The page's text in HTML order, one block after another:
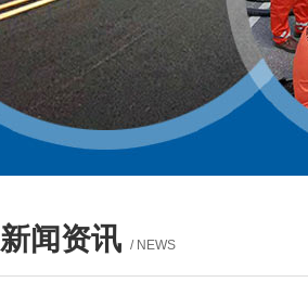
新闻资讯 / NEWS